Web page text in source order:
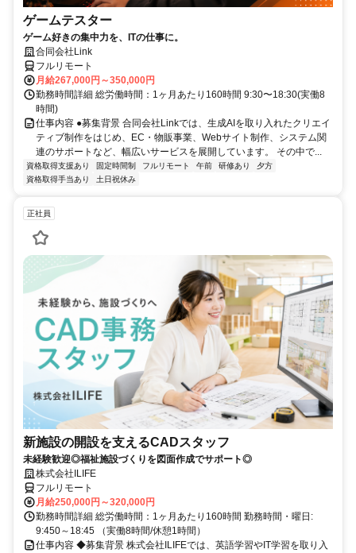
ゲームテスター
ゲーム好きの集中力を、ITの仕事に。
合同会社Link
フルリモート
月給267,000円～350,000円
勤務時間詳細 総労働時間：1ヶ月あたり160時間 9:30〜18:30(実働8
時間)
仕事内容 ●募集背景 合同会社Linkでは、生成AIを取り入れたクリエイ
ティブ制作をはじめ、EC・物販事業、Webサイト制作、システム関
連のサポートなど、幅広いサービスを展開しています。 その中で...
資格取得支援あり 固定時間制 フルリモート 午前 研修あり
夕方
資格取得手当あり
土日祝休み
正社員
新施設の開設を支えるCADスタッフ
未経験歓迎◎福祉施設づくりを図面作成でサポート◎
株式会社ILIFE
フルリモート
月給250,000円～320,000円
勤務時間詳細 総労働時間：1ヶ月あたり160時間 勤務時間・曜日:
9:450～18:45 （実働8時間/休憩1時間）
仕事内容 ◆募集背景 株式会社ILIFEでは、英語学習やIT学習を取り入